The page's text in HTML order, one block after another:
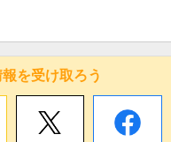
を受け取ろう